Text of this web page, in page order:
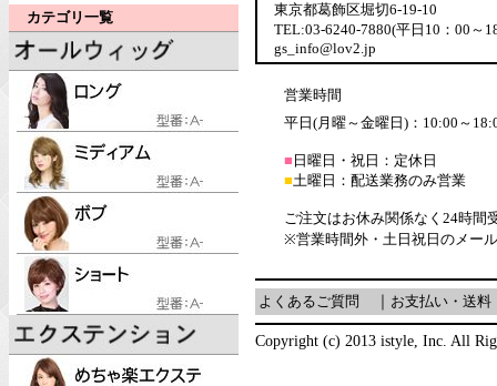
カテゴリ一覧
東京都葛飾区堀切6-19-10
TEL:03-6240-7880(平日10：00～
gs_info@lov2.jp
営業時間
平日(月曜～金曜日)：10:00～
■ 日曜日・祝日：定休日
■土曜日：配送業務のみ営業
ご注文はお休み関係なく24時間
※営業時間外・土日祝日のメー
よくあるご質問 お支払い・送料
Copyright (c) 2013 istyle, Inc. All